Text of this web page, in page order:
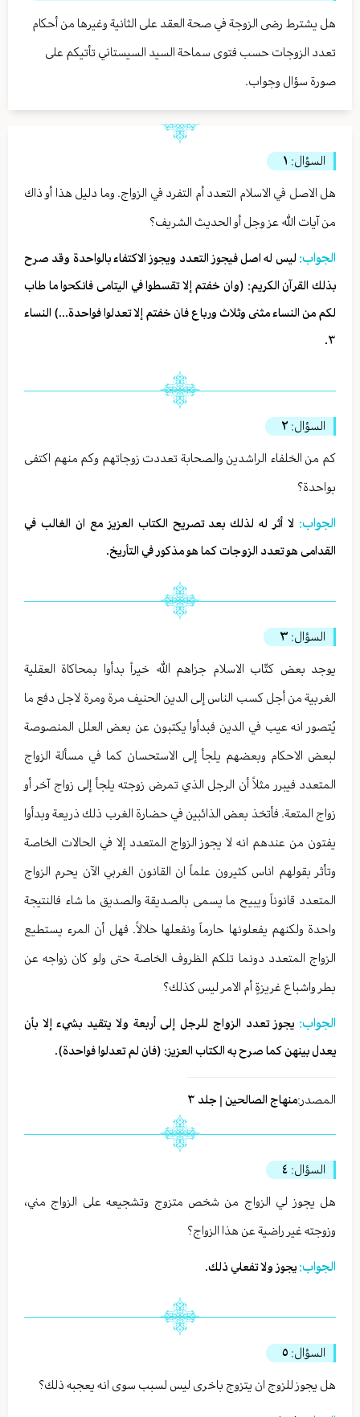
هل يشترط رضى الزوجة في صحة العقد على الثانية وغيرها من أحكام
تعدد الزوجات حسب فتوى سماحة السيد السيستاني تأتيكم على
صورة سؤال وجواب.
السؤال: ١
هل الاصل في الاسلام التعدد أم التفرد في الزواج. وما دليل هذا أو ذاك
من آيات الله عز وجل أو الحديث الشريف؟
الجواب: ليس له اصل فيجوز التعدد ويجوز الاكتفاء بالواحدة وقد صرح
بذلك القرآن الكريم: (وان خفتم إلا تقسطوا في اليتامى فانكحوا ما طاب
لكم من النساء مثنى وثلاث ورباع فان خفتم إلا تعدلوا فواحدة...) النساء
٣.
السؤال: ٢
كم من الخلفاء الراشدين والصحابة تعددت زوجاتهم وكم منهم اكتفى
بواحدة؟
الجواب: لا أثر له لذلك بعد تصريح الكتاب العزيز مع ان الغالب في
القدامى هو تعدد الزوجات كما هو مذكور في التأريخ.
السؤال: ٣
يوجد بعض كتّاب الاسلام جزاهم الله خيراً بدأوا بمحاكاة العقلية
الغربية من أجل كسب الناس إلى الدين الحنيف مرة ومرة لاجل دفع ما
يُتصور انه عيب في الدين فبدأوا يكتبون عن بعض العلل المنصوصة
لبعض الاحكام وبعضهم يلجأ إلى الاستحسان كما في مسألة الزواج
المتعدد فيبرر مثلاً أن الرجل الذي تمرض زوجته يلجأ إلى زواج آخر أو
زواج المتعة. فأتخذ بعض الذائبين في حضارة الغرب ذلك ذريعة وبدأوا
يفتون من عندهم انه لا يجوز الزواج المتعدد إلا في الحالات الخاصة
وتأثر بقولهم اناس كثيرون علماً ان القانون الغربي الآن يحرم الزواج
المتعدد قانوناً ويبيح ما يسمى بالصديقة والصديق ما شاء فالنتيجة
واحدة ولكنهم يفعلونها حارماً ونفعلها حلالاً. فهل أن المرء يستطيع
الزواج المتعدد دونما تلكم الظروف الخاصة حتى ولو كان زواجه عن
بطر واشباع غريزةٍ أم الامر ليس كذلك؟
الجواب: يجوز تعدد الزواج للرجل إلى أربعة ولا يتقيد بشيء إلا بأن
يعدل بينهن كما صرح به الكتاب العزيز: (فان لم تعدلوا فواحدة).
المصدر:منهاج الصالحين | جلد ٣
السؤال: ٤
هل يجوز لي الزواج من شخص متزوج وتشجيعه على الزواج مني،
وزوجته غير راضية عن هذا الزواج؟
الجواب: يجوز ولا تفعلي ذلك.
السؤال: ٥
هل يجوز للزوج ان يتزوج باخرى ليس لسبب سوى انه يعجبه ذلك؟